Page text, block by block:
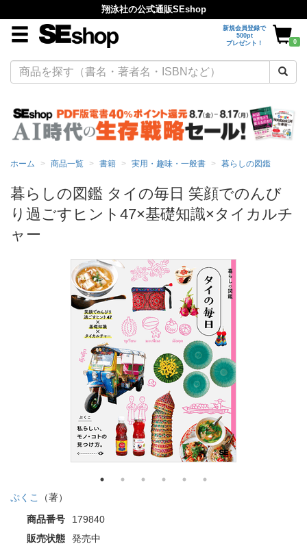
翔泳社の公式通販SEshop
新規会員登録で
500pt
プレゼント！
0
ホーム 商品一覧 書籍 実用・趣味・一般書 暮らしの図鑑
暮らしの図鑑 タイの毎日 笑顔でのんび
り過ごすヒント47×基礎知識×タイカルチ
ャー
ぷくこ
（著）
商品番号
179840
販売状態
発売中